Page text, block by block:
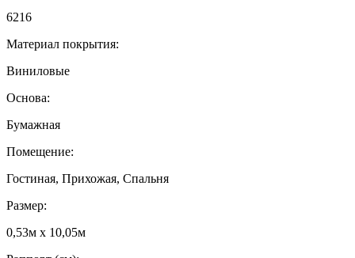
6216
Материал покрытия:
Виниловые
Основа:
Бумажная
Помещение:
Гостиная, Прихожая, Спальня
Размер:
0,53м x 10,05м